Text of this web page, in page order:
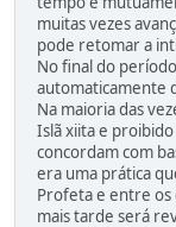
muitas vezes
pode retomar a
No final do
automaticamente
Na maioria das
Islã xiita e
concordam com
era uma prática
Profeta e entre os
mais tarde será